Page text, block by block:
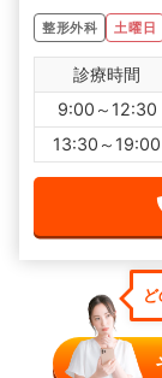
整形外科 土曜日
診療時間
9:00～12:30
13:30～19:00